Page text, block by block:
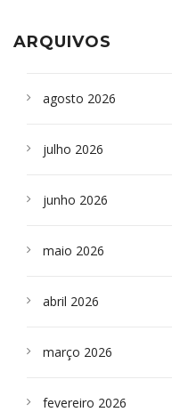
ARQUIVOS
agosto 2026
julho 2026
junho 2026
maio 2026
abril 2026
março 2026
fevereiro 2026